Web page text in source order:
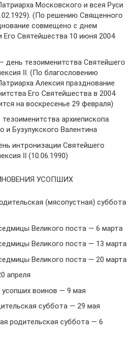
Московского и всея Руси
(По решению Священного
совмещено с днем
Его Святейшества 10 июня 2004
день тезоименитства Святейшего
II. (По благословению
Алексия празднование
Его Святейшества в 2004
на воскресенье 29 февраля)
архиепископа
и Бузулукского Валентина
интронизации Святейшего
II (10.06.1990)
УСОПШИХ
(мясопустная) суббота
Великого поста — 6 марта
Великого поста — 13 марта
Великого поста — 20 марта
апреля
воинов — 9 мая
суббота — 29 мая
родительская суббота — 6